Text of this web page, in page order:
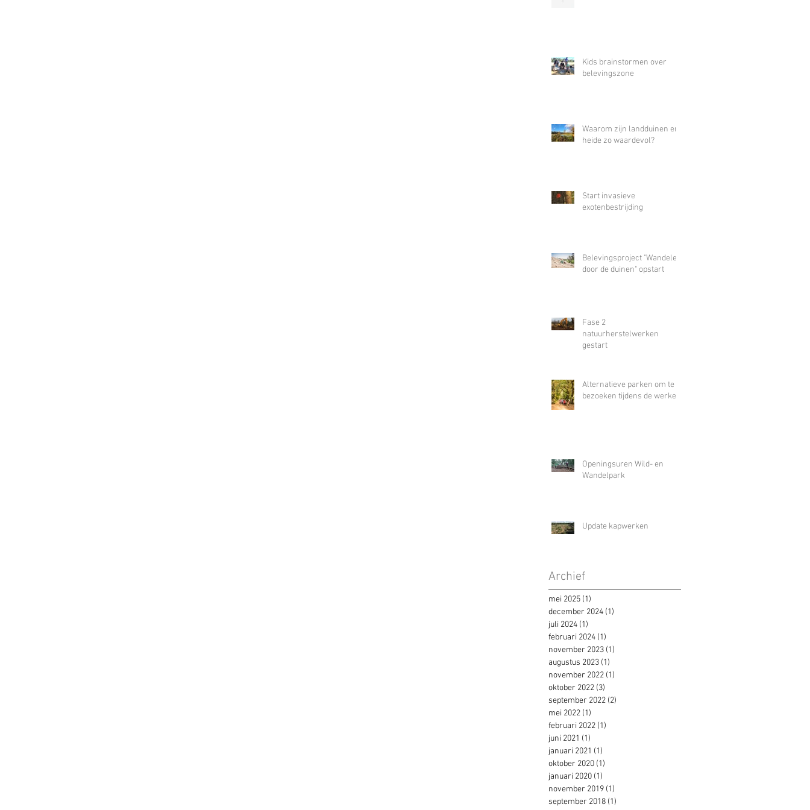
Kids brainstormen over
belevingszone
Waarom zijn landduinen en
heide zo waardevol?
Start invasieve
exotenbestrijding
Belevingsproject "Wandelen
door de duinen" opstart
Fase 2
natuurherstelwerken
gestart
Alternatieve parken om te
bezoeken tijdens de werken
Openingsuren Wild- en
Wandelpark
Update kapwerken
Archief
mei 2025 (1)
december 2024 (1)
juli 2024 (1)
februari 2024 (1)
november 2023 (1)
augustus 2023 (1)
november 2022 (1)
oktober 2022 (3)
september 2022 (2)
mei 2022 (1)
februari 2022 (1)
juni 2021 (1)
januari 2021 (1)
oktober 2020 (1)
januari 2020 (1)
november 2019 (1)
september 2018 (1)